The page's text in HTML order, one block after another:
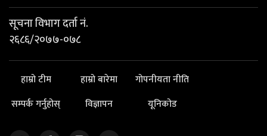
सूचना विभाग दर्ता नं.
२६८६/२०७७-०७८
हाम्रो टीम हाम्रो बारेमा
गोपनीयता नीति
सम्पर्क गर्नुहोस्
विज्ञापन यूनिकोड